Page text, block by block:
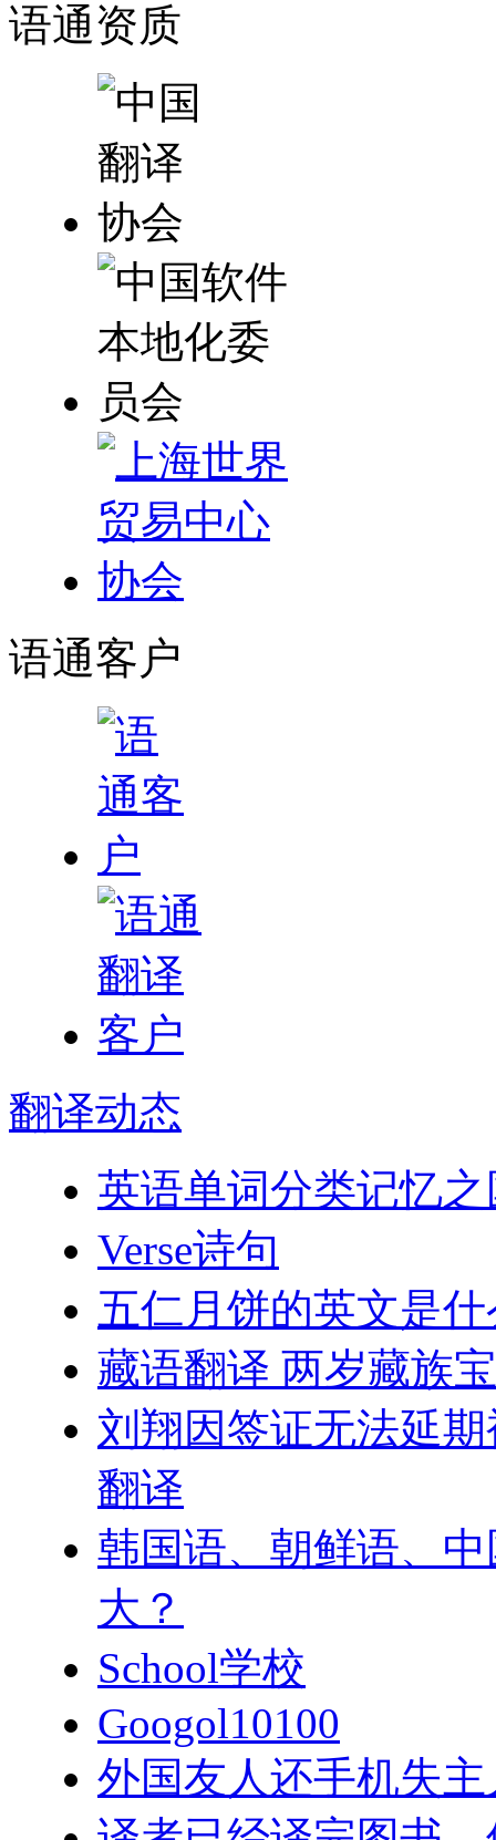
语通资质
语通客户
翻译动态
英语单词分类记忆
Verse诗句
五仁月饼的英文是什
藏语翻译 两岁藏族
刘翔因签证无法延
翻译
韩国语、朝鲜语、
大？
School学校
Googol10100
外国友人还手机失